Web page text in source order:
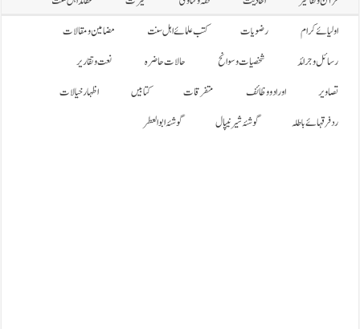
اولیائے کرام
رضویات کتب علمائے اہل سنت
مضامین ومقالات
رسائل وجرائد
شخصیات وسوانح حالات حاضرہ
نعت وتقاریر
تصاویر
اورادووظائف متفرقات کتابیں
اظہار خیالات
رد فرقہائے باطلہ
گوشۂ شیر نیپال گوشۂ ابوالعطر